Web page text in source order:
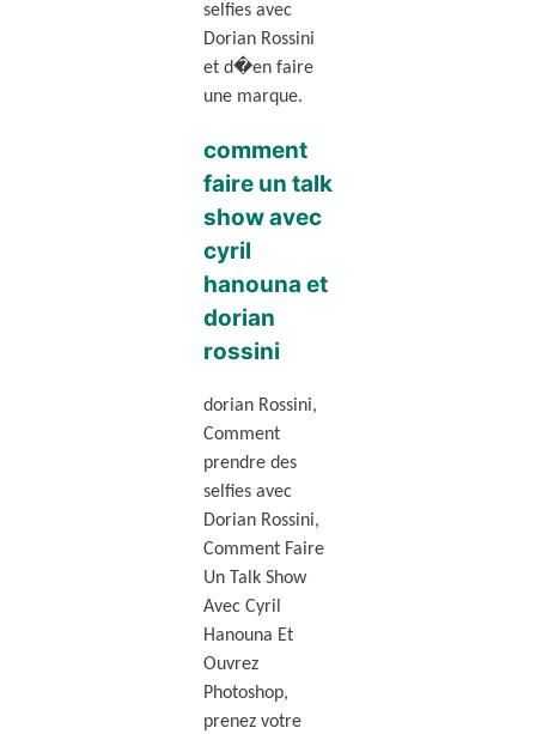
selfies avec
Dorian Rossini
et d�en faire
une marque.
comment
faire un talk
show avec
cyril
hanouna et
dorian
rossini
dorian Rossini,
Comment
prendre des
selfies avec
Dorian Rossini,
Comment Faire
Un Talk Show
Avec Cyril
Hanouna Et
Ouvrez
Photoshop,
prenez votre